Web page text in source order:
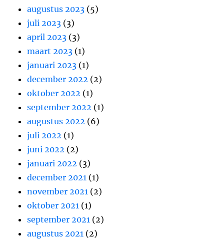
augustus 2023 (5)
juli 2023 (3)
april 2023 (3)
maart 2023 (1)
januari 2023 (1)
december 2022 (2)
oktober 2022 (1)
september 2022 (1)
augustus 2022 (6)
juli 2022 (1)
juni 2022 (2)
januari 2022 (3)
december 2021 (1)
november 2021 (2)
oktober 2021 (1)
september 2021 (2)
augustus 2021 (2)